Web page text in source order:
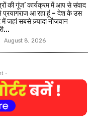
की गूंज’ कार्यक्रम में आप से संवाद
प्रयागराज आ रहा हूं – देश के उस
जहां सबसे ज़्यादा नौजवान
August 8, 2026
-